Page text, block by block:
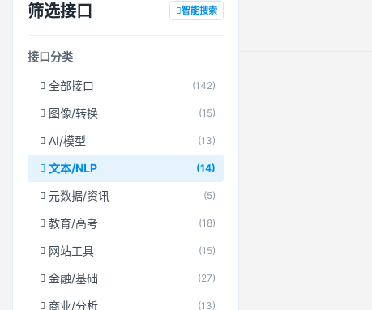
筛选接口
智能搜索
接口分类
全部接口 (142)
图像/转换 (15)
AI/模型 (13)
文本/NLP (14)
元数据/资讯 (5)
教育/高考 (18)
网站工具 (15)
金融/基础 (27)
商业/分析 (13)